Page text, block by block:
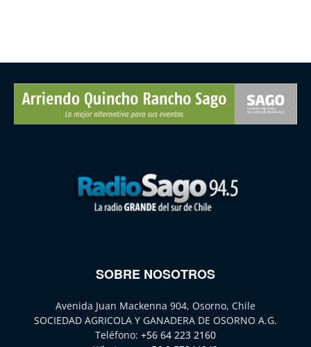
SOBRE NOSOTROS
Avenida Juan Mackenna 904, Osorno, Chile
SOCIEDAD AGRICOLA Y GANADERA DE OSORNO A.G.
Teléfono: +56 64 223 2160